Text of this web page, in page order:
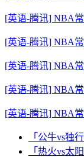
[英语-腾讯] NBA
[英语-腾讯] NBA
[英语-腾讯] NBA
[英语-腾讯] NBA
[英语-腾讯] NBA
「公牛vs独
「热火vs太